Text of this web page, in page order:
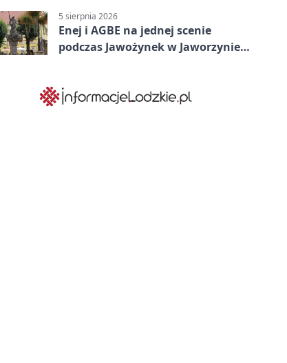
5 sierpnia 2026
Enej i AGBE na jednej scenie
podczas Jawożynek w Jaworzynie